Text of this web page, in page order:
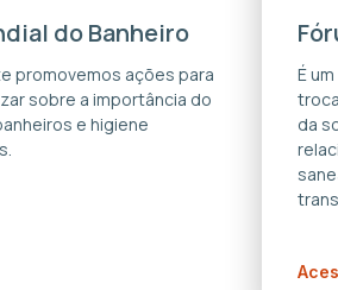
do Banheiro
promovemos ações para
sobre a importância do
e higiene
É
da